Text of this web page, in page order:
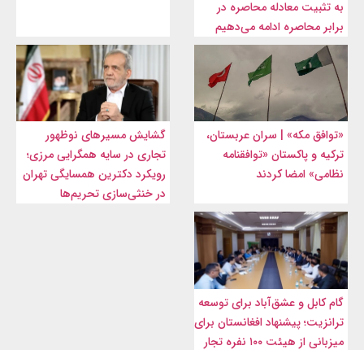
به تثبیت معادله محاصره در
برابر محاصره ادامه می‌دهیم
«توافق مکه» | سران عربستان،
ترکیه و پاکستان «توافقنامه
نظامی» امضا کردند
گشایش مسیرهای نوظهور
تجاری در سایه همگرایی مرزی؛
رویکرد دکترین همسایگی تهران
در خنثی‌سازی تحریم‌ها
گام کابل و عشق‌آباد برای توسعه
ترانزیت؛ پیشنهاد افغانستان برای
میزبانی از هیئت ۱۰۰ نفره تجار